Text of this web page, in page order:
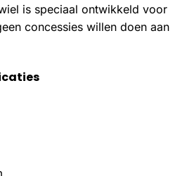
is speciaal ontwikkeld voor
concessies willen doen aan